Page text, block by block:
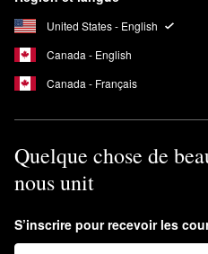
United States - English
Canada - English
Canada - Français
Quelque chose de
nous unit
S’inscrire pour recevoir les